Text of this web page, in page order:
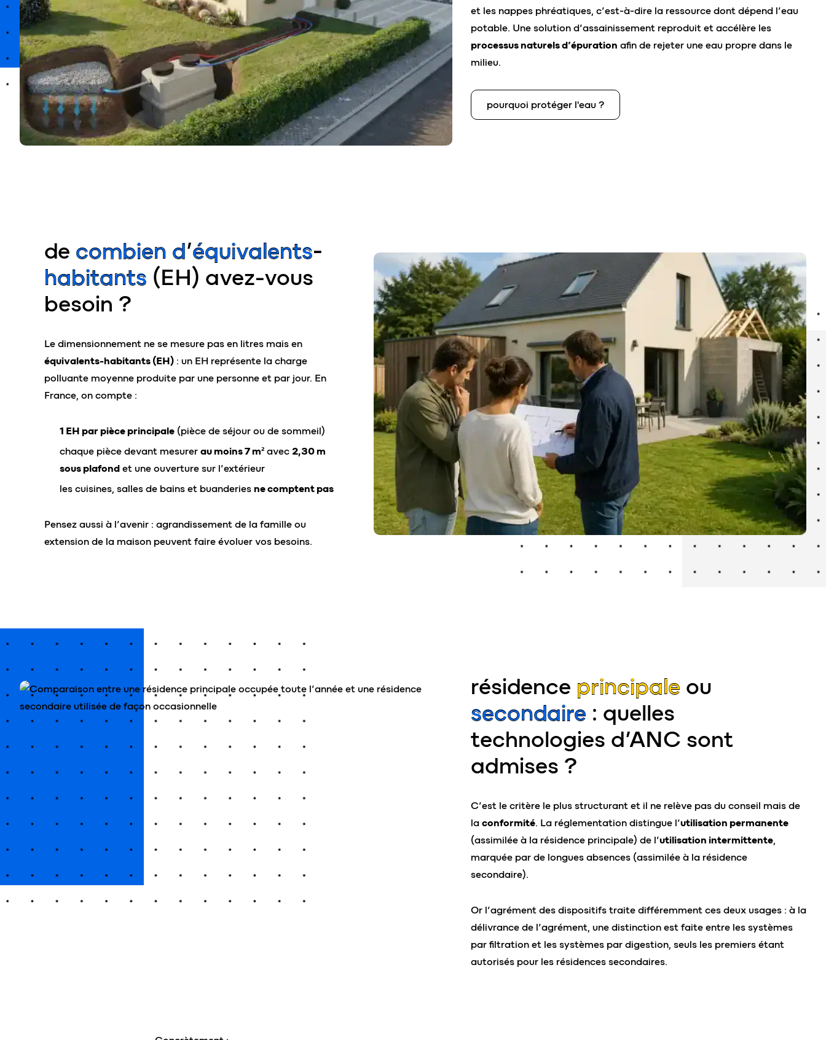
et les nappes phréatiques, c’est-à-dire la ressource dont dépend l’eau
potable. Une solution d’assainissement reproduit et accélère les
processus naturels d’épuration afin de rejeter une eau propre dans le
milieu.
pourquoi protéger l'eau ?
de combien d’équivalents-
habitants (EH) avez-vous
besoin ?
Le dimensionnement ne se mesure pas en litres mais en
équivalents-habitants (EH) : un EH représente la charge
polluante moyenne produite par une personne et par jour. En
France, on compte :
1 EH par pièce principale (pièce de séjour ou de sommeil)
chaque pièce devant mesurer au moins 7 m² avec 2,30 m
sous plafond et une ouverture sur l’extérieur
les cuisines, salles de bains et buanderies ne comptent pas
Pensez aussi à l’avenir : agrandissement de la famille ou
extension de la maison peuvent faire évoluer vos besoins.
résidence principale ou
secondaire : quelles
technologies d’ANC sont
admises ?
C’est le critère le plus structurant et il ne relève pas du conseil mais de
la conformité. La réglementation distingue l’utilisation permanente
(assimilée à la résidence principale) de l’utilisation intermittente
marquée par de longues absences (assimilée à la résidence
secondaire).
Or l’agrément des dispositifs traite différemment ces deux usages : à la
délivrance de l’agrément, une distinction est faite entre les systèmes
par filtration et les systèmes par digestion, seuls les premiers étant
autorisés pour les résidences secondaires.